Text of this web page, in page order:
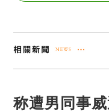
称遭男同事